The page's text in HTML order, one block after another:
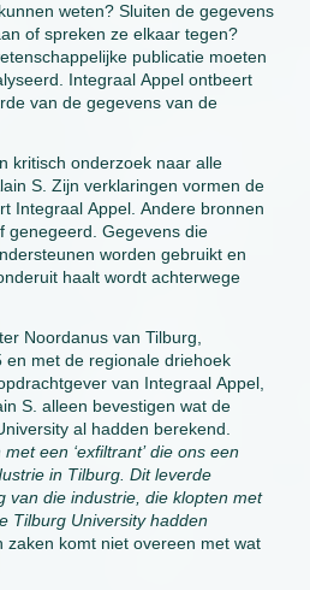
weten? Sluiten de gegevens
of spreken ze elkaar tegen?
publicatie moeten
Integraal Appel ontbeert
van de gegevens van de
kritisch onderzoek naar alle
S. Zijn verklaringen vormen de
Integraal Appel. Andere bronnen
genegeerd. Gegevens die
worden gebruikt en
haalt wordt achterwege
Noordanus van Tilburg,
en met de regionale driehoek
van Integraal Appel,
S. alleen bevestigen wat de
al hadden berekend.
een ‘exfiltrant’ die ons een
in Tilburg. Dit leverde
van die industrie, die klopten met
Tilburg University hadden
zaken komt niet overeen met wat